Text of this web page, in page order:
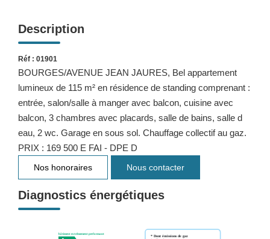
Description
Réf : 01901
BOURGES/AVENUE JEAN JAURES, Bel appartement
lumineux de 115 m² en résidence de standing comprenant :
entrée, salon/salle à manger avec balcon, cuisine avec
balcon, 3 chambres avec placards, salle de bains, salle d
eau, 2 wc. Garage en sous sol. Chauffage collectif au gaz.
PRIX : 169 500 E FAI - DPE D
Nos honoraires Nous contacter
Diagnostics énergétiques